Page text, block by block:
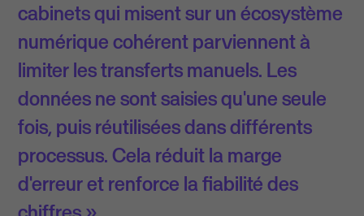
cabinets qui misent sur un écosystème
numérique cohérent parviennent à
limiter les transferts manuels. Les
données ne sont saisies qu'une seule
fois, puis réutilisées dans différents
processus. Cela réduit la marge
d'erreur et renforce la fiabilité des